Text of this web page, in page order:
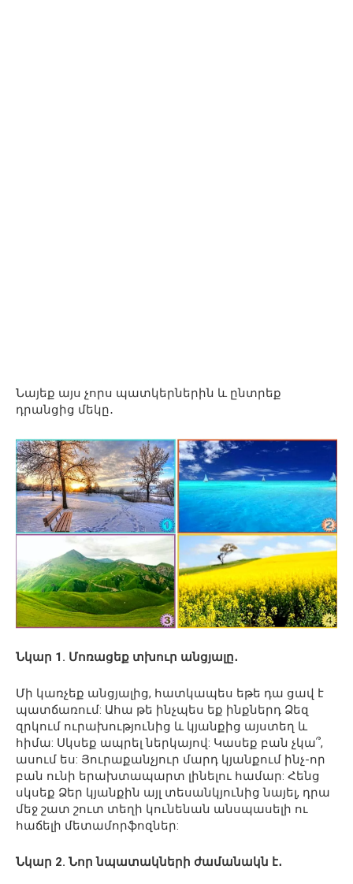
Նայեք այս չորս պատկերներին և ընտրեք
դրանցից մեկը․
Նկար 1. Մոռացեք տխուր անցյալը․
Մի կառչեք անցյալից, հատկապես եթե դա ցավ է
պատճառում: Ահա թե ինչպես եք ինքներդ Ձեզ
զրկում ուրախությունից և կյանքից այստեղ և
հիմա: Սկսեք ապրել ներկայով: Կասեք բան չկա՞,
ասում ես: Յուրաքանչյուր մարդ կյանքում ինչ-որ
բան ունի երախտապարտ լինելու համար: Հենց
սկսեք Ձեր կյանքին այլ տեսանկյունից նայել, դրա
մեջ շատ շուտ տեղի կունենան անսպասելի ու
հաճելի մետամորֆոզներ:
Նկար 2. Նոր նպատակների ժամանակն է․